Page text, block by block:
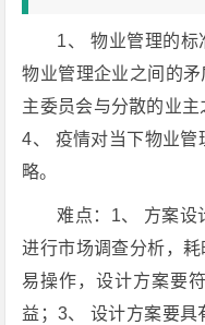
1、 物业管理的标
物业管理企业之间的
主委员会与分散的业主
4、 疫情对当下物业管
略。
难点：1、 方案设
进行市场调查分析，
易操作，设计方案要
益；3、 设计方案要具